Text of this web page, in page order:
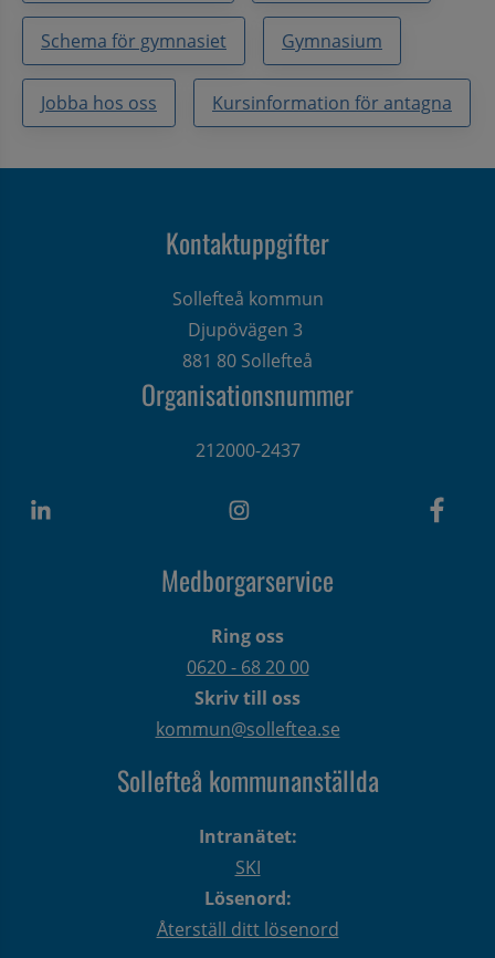
Schema för gymnasiet Gymnasium
Jobba hos oss Kursinformation för antagna
Kontaktuppgifter
Sollefteå kommun
Djupövägen 3
881 80 Sollefteå
Organisationsnummer
212000-2437
Medborgarservice
Ring oss
0620 - 68 20 00
Skriv till oss
kommun@solleftea.se
Sollefteå kommunanställda
Intranätet:
SKI
Lösenord:
Återställ ditt lösenord